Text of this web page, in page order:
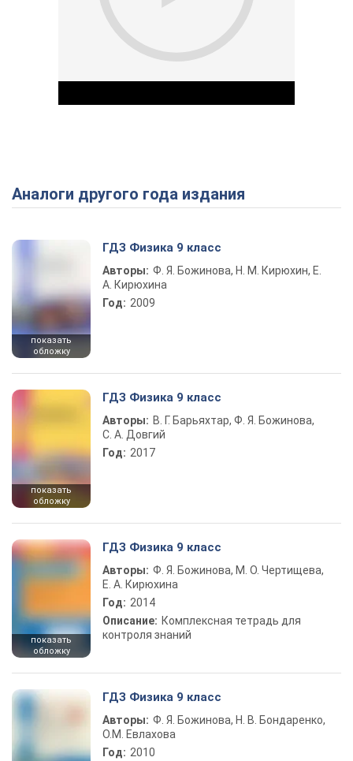
Play Video
Аналоги другого года издания
показать
обложку
ГДЗ Физика 9 класс
Авторы: Ф. Я. Божинова, Н. М. Кирюхин, Е.
А. Кирюхина
Год: 2009
показать
обложку
ГДЗ Физика 9 класс
Авторы: В. Г. Барьяхтар, Ф. Я. Божинова,
С. А. Довгий
Год: 2017
показать
обложку
ГДЗ Физика 9 класс
Авторы: Ф. Я. Божинова, М. О. Чертищева,
Е. А. Кирюхина
Год: 2014
Описание: Комплексная тетрадь для
контроля знаний
ГДЗ Физика 9 класс
Авторы: Ф. Я. Божинова, Н. В. Бондаренко,
О.М. Евлахова
Год: 2010